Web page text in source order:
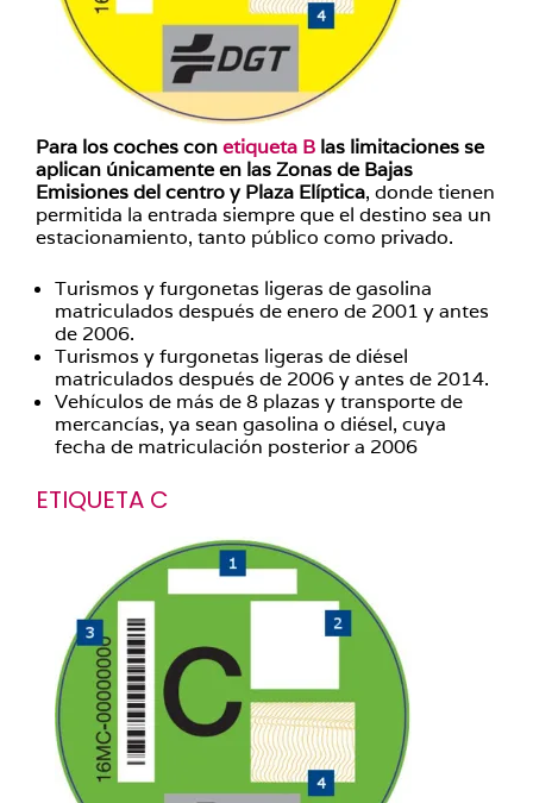
Para los coches conetiqueta B las limitaciones se
aplican únicamente en las Zonas de Bajas
Emisiones del centro y Plaza Elíptica, donde tienen
permitida la entrada siempre que el destino sea un
estacionamiento, tanto público como privado.
Turismos y furgonetas ligeras de gasolina
matriculados después de enero de 2001 y antes
de 2006.
Turismos y furgonetas ligeras de diésel
matriculados después de 2006 y antes de 2014.
Vehículos de más de 8 plazas y transporte de
mercancías, ya sean gasolina o diésel, cuya
fecha de matriculación posterior a 2006
ETIQUETA C